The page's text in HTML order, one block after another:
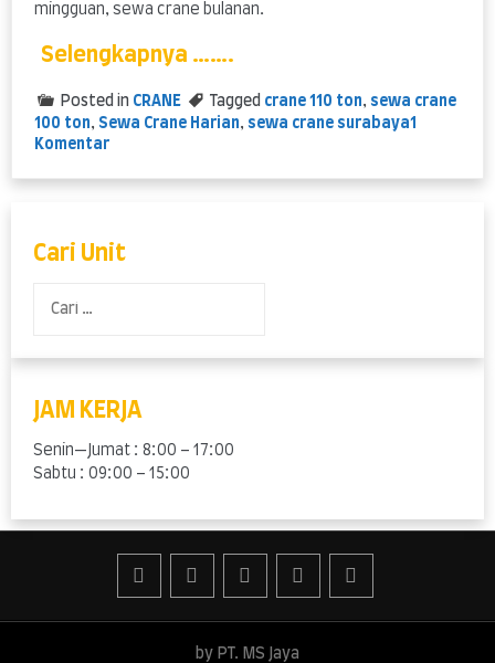
mingguan, sewa crane bulanan.
Selengkapnya …….
Posted in CRANE Tagged crane 110 ton, sewa crane
100 ton, Sewa Crane Harian, sewa crane surabaya1
Komentarpada
murah
Cari Unit
untuk:
JAM KERJA
Senin—Jumat : 8:00 – 17:00
Sabtu : 09:00 – 15:00
by PT. MS Jaya